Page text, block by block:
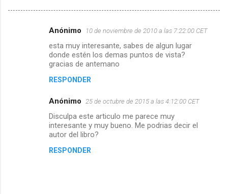
Anónimo 10 de noviembre de 2010 a las 7:22:00 CET
esta muy interesante, sabes de algun lugar
donde estén los demas puntos de vista?
gracias de antemano
RESPONDER
Anónimo 25 de octubre de 2015 a las 4:12:00 CET
Disculpa este articulo me parece muy
interesante y muy bueno. Me podrias decir el
autor del libro?
RESPONDER